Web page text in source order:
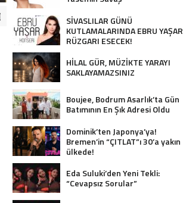
SİVASLILAR GÜNÜ
KUTLAMALARINDA EBRU YAŞAR
RÜZGARI ESECEK!
HİLAL GÜR, MÜZİKTE YARAYI
SAKLAYAMAZSINIZ
Boujee, Bodrum Asarlık’ta Gün
Batımının En Şık Adresi Oldu
Dominik’ten Japonya’ya!
Bremen’in “ÇITLAT”ı 30’a yakın
ülkede!
Eda Suluki’den Yeni Tekli:
“Cevapsız Sorular”